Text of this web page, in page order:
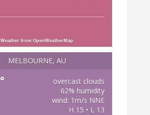
Weather from OpenWeatherMap
MELBOURNE, AU
°
overcast clouds
62% humidity
wind: 1m/s NNE
H 15 • L 13